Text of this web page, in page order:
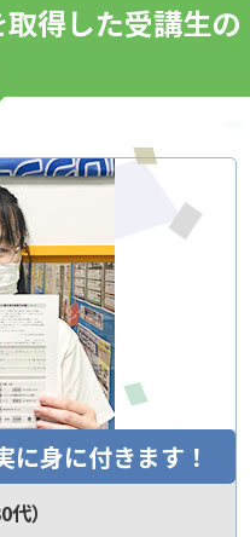
得した受講生の
に身に付きます！
）